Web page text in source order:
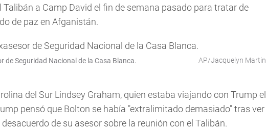
Talibán a Camp David el fin de semana pasado para tratar de
de paz en Afganistán.
de Seguridad Nacional de la Casa Blanca. AP/Jacquelyn Martin
del Sur Lindsey Graham, quien estaba viajando con Trump el
pensó que Bolton se había "extralimitado demasiado" tras ver
de su asesor sobre la reunión con el Talibán.